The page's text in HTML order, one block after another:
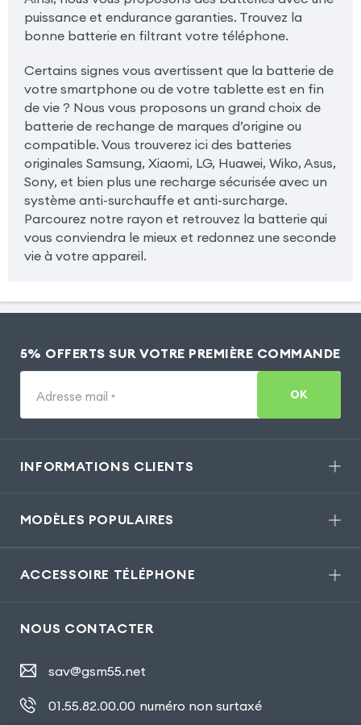
puissance et endurance garanties. Trouvez la
bonne batterie en filtrant votre téléphone.
Certains signes vous avertissent que la batterie de
votre smartphone ou de votre tablette est en fin
de vie ? Nous vous proposons un grand choix de
batterie de rechange de marques d’origine ou
compatible. Vous trouverez ici des batteries
originales Samsung, Xiaomi, LG, Huawei, Wiko, Asus,
Sony, et bien plus une recharge sécurisée avec un
système anti-surchauffe et anti-surcharge.
Parcourez notre rayon et retrouvez la batterie qui
vous conviendra le mieux et redonnez une seconde
vie à votre appareil.
5% OFFERTS SUR VOTRE PREMIÈRE COMMANDE
Adresse mail * OK
INFORMATIONS CLIENTS
MODÈLES POPULAIRES
ACCESSOIRE TÉLÉPHONE
NOUS CONTACTER
sav@gsm55.net
01.55.82.00.00 numéro non surtaxé